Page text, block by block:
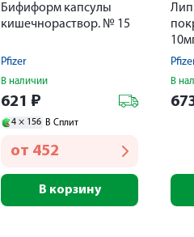
Бифиформ капсулы
кишечнораствор. № 15
Pfizer
В наличии
621 ₽
4 × 156 В Сплит
от 452
В корзину
В